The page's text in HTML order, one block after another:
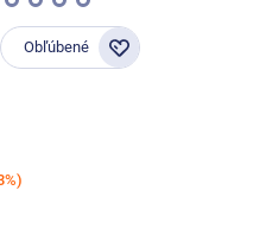
Obľúbené